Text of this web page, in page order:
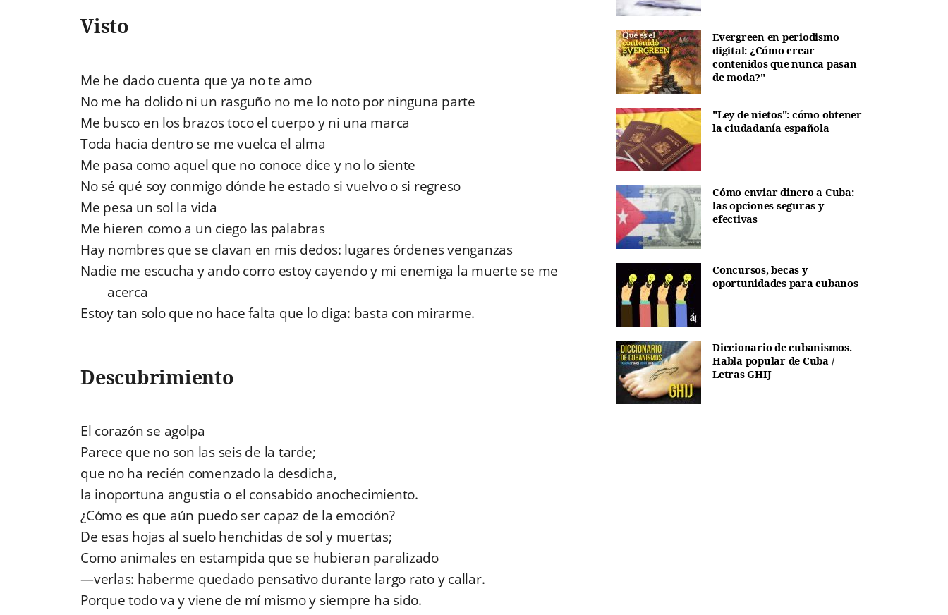
Visto
Me he dado cuenta que ya no te amo
No me ha dolido ni un rasguño no me lo noto por ninguna parte
Me busco en los brazos toco el cuerpo y ni una marca
Toda hacia dentro se me vuelca el alma
Me pasa como aquel que no conoce dice y no lo siente
No sé qué soy conmigo dónde he estado si vuelvo o si regreso
Me pesa un sol la vida
Me hieren como a un ciego las palabras
Hay nombres que se clavan en mis dedos: lugares órdenes venganzas
Nadie me escucha y ando corro estoy cayendo y mi enemiga la muerte se me
acerca
Estoy tan solo que no hace falta que lo diga: basta con mirarme.
Descubrimiento
El corazón se agolpa
Parece que no son las seis de la tarde;
que no ha recién comenzado la desdicha,
la inoportuna angustia o el consabido anochecimiento.
¿Cómo es que aún puedo ser capaz de la emoción?
De esas hojas al suelo henchidas de sol y muertas;
Como animales en estampida que se hubieran paralizado
—verlas: haberme quedado pensativo durante largo rato y callar.
Porque todo va y viene de mí mismo y siempre ha sido.
Evergreen en periodismo
digital: ¿Cómo crear
contenidos que nunca pasan
de moda?"
"Ley de nietos": cómo obtener
la ciudadanía española
Cómo enviar dinero a Cuba:
las opciones seguras y
efectivas
Concursos, becas y
oportunidades para cubanos
Diccionario de cubanismos.
Habla popular de Cuba /
Letras GHIJ